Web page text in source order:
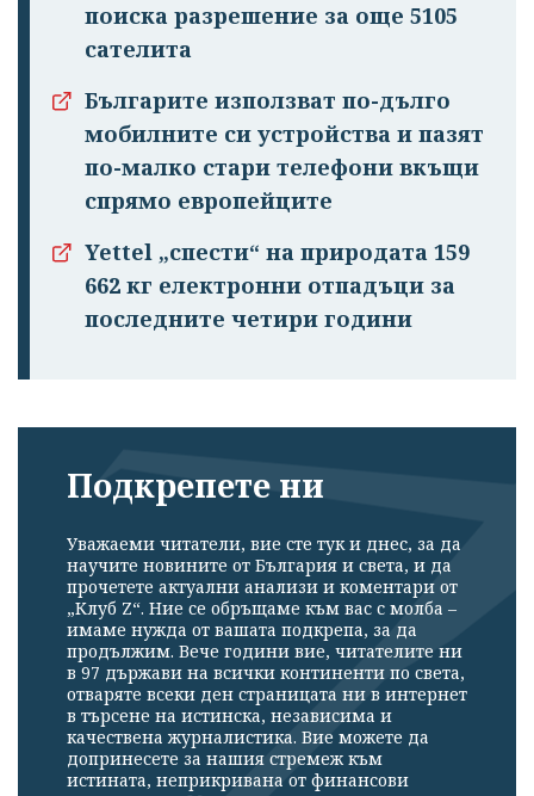
поиска разрешение за още 5105
сателита
Българите използват по-дълго
мобилните си устройства и пазят
по-малко стари телефони вкъщи
спрямо европейците
Yettel „спести“ на природата 159
662 кг електронни отпадъци за
последните четири години
Подкрепете ни
Уважаеми читатели, вие сте тук и днес, за да
научите новините от България и света, и да
прочетете актуални анализи и коментари от
„Клуб Z“. Ние се обръщаме към вас с молба –
имаме нужда от вашата подкрепа, за да
продължим. Вече години вие, читателите ни
в 97 държави на всички континенти по света,
отваряте всеки ден страницата ни в интернет
в търсене на истинска, независима и
качествена журналистика. Вие можете да
допринесете за нашия стремеж към
истината, неприкривана от финансови